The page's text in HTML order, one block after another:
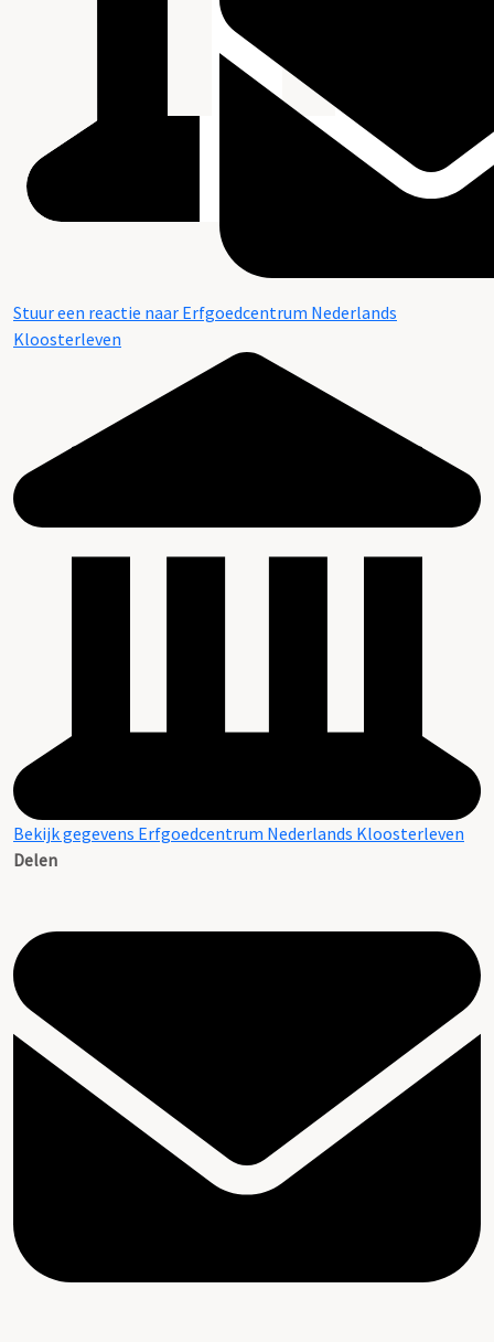
Stuur een reactie naar Erfgoedcentrum Nederlands
Kloosterleven
Bekijk gegevens Erfgoedcentrum Nederlands Kloosterleven
Delen